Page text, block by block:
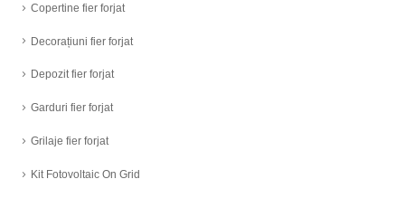
Copertine fier forjat
Decorațiuni fier forjat
Depozit fier forjat
Garduri fier forjat
Grilaje fier forjat
Kit Fotovoltaic On Grid